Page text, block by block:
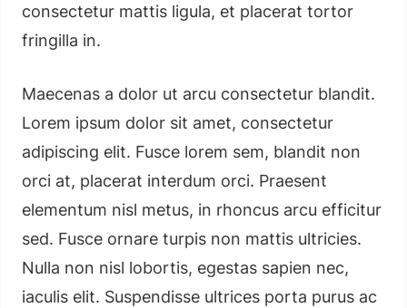
consectetur mattis ligula, et placerat tortor
fringilla in.
Maecenas a dolor ut arcu consectetur blandit.
Lorem ipsum dolor sit amet, consectetur
adipiscing elit. Fusce lorem sem, blandit non
orci at, placerat interdum orci. Praesent
elementum nisl metus, in rhoncus arcu efficitur
sed. Fusce ornare turpis non mattis ultricies.
Nulla non nisl lobortis, egestas sapien nec,
iaculis elit. Suspendisse ultrices porta purus ac